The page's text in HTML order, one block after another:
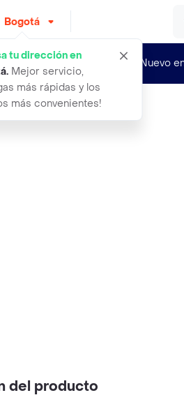
Bogotá
tu dirección en
. Mejor servicio,
más rápidas y los
más convenientes!
¿Nuevo
amarillo
del producto